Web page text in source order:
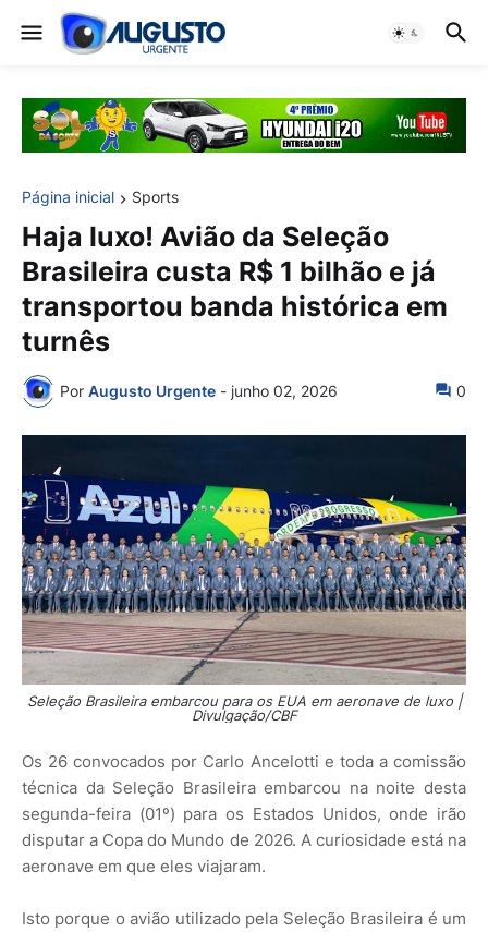
Página inicial Sports
Haja luxo! Avião da Seleção
Brasileira custa R$ 1 bilhão e já
transportou banda histórica em
turnês
Por Augusto Urgente - junho 02, 2026 0
Seleção Brasileira embarcou para os EUA em aeronave de luxo |
Divulgação/CBF
Os 26 convocados por Carlo Ancelotti e toda a comissão
técnica da Seleção Brasileira embarcou na noite desta
segunda-feira (01º) para os Estados Unidos, onde irão
disputar a Copa do Mundo de 2026. A curiosidade está na
aeronave em que eles viajaram.
Isto porque o avião utilizado pela Seleção Brasileira é um